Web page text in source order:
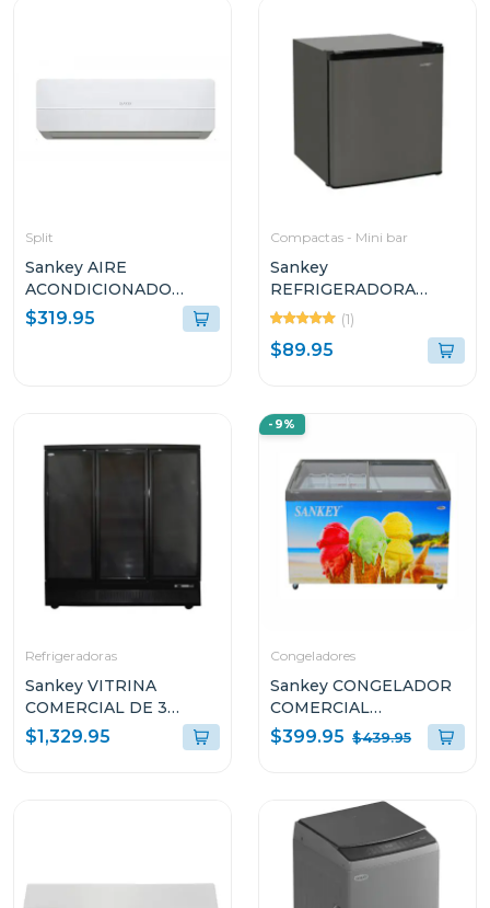
Split
Sankey AIRE
ACONDICIONADO
SPLIT DE 18000BTU
R410G1
$319.95
Compactas - Mini bar
Sankey
REFRIGERADORA
COMPACTO DE 1
PUERTA 1.7P³ F280
(1)
$89.95
Refrigeradoras
Sankey VITRINA
COMERCIAL DE 3
PUERTAS 58.8P³
RFD60N91 COLOR
$1,329.95
-9%
Congeladores
Sankey CONGELADOR
COMERCIAL
HORIZONTAL DE 10.7P³
G1177
$399.95 $439.95